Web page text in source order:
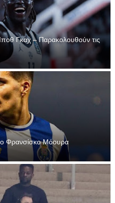
Γκαχ – Παρακολουθούν τις
Φρανσίσκο Μόουρα